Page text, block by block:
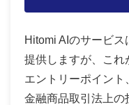
Hitomi AIのサービ
提供しますが、これ
エントリーポイント
金融商品取引法上の